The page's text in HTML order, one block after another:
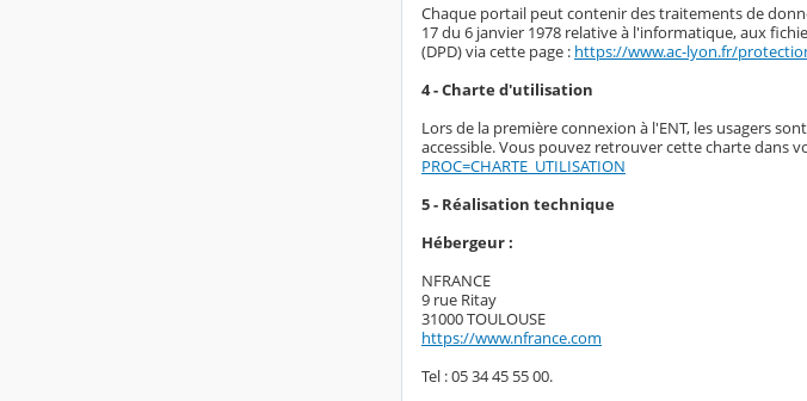
Chaque portail peut contenir des traitements de
17 du 6 janvier 1978 relative à l'informatique, aux
(DPD) via cette page : https://www.ac-lyon.fr/
4 - Charte d'utilisation
Lors de la première connexion à l'ENT, les usagers
accessible. Vous pouvez retrouver cette charte dans
PROC=CHARTE_UTILISATION
5 - Réalisation technique
Hébergeur :
NFRANCE
9 rue Ritay
31000 TOULOUSE
https://www.nfrance.com
Tel : 05 34 45 55 00.